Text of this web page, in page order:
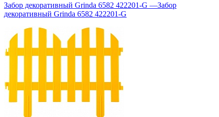
Забор декоративный Grinda 6582 422201-G —Забор
декоративный Grinda 6582 422201-G